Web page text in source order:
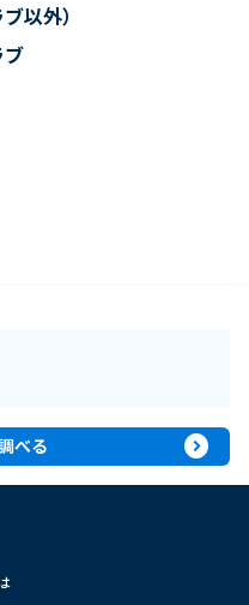
以外）
べる expand_circle_right